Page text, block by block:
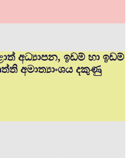
අධ්‍යාපන, ඉඩම් හා ඉඩම්
අමාත්‍යාංශය දකුණු